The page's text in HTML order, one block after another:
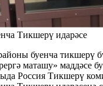
Тикшерү идарәсе
буенча тикшерү
маташу» маддәсе
Россия Тикшерү